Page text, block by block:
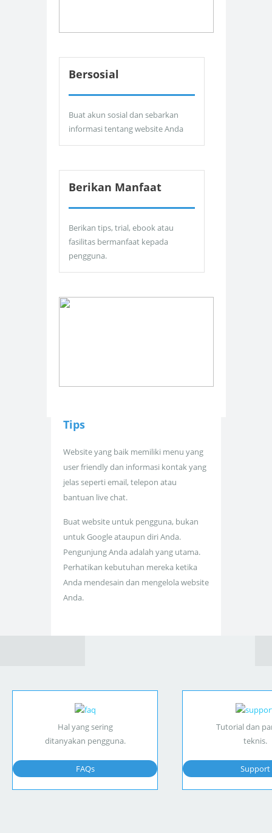
Bersosial
Buat akun sosial dan sebarkan
informasi tentang website Anda
Berikan Manfaat
Berikan tips, trial, ebook atau
fasilitas bermanfaat kepada
pengguna.
Tips
Website yang baik memiliki menu yang
user friendly dan informasi kontak yang
jelas seperti email, telepon atau
bantuan live chat.
Buat website untuk pengguna, bukan
untuk Google ataupun diri Anda.
Pengunjung Anda adalah yang utama.
Perhatikan kebutuhan mereka ketika
Anda mendesain dan mengelola website
Anda.
Hal yang sering
ditanyakan pengguna.
FAQs
Tutorial dan
teknis.
Support